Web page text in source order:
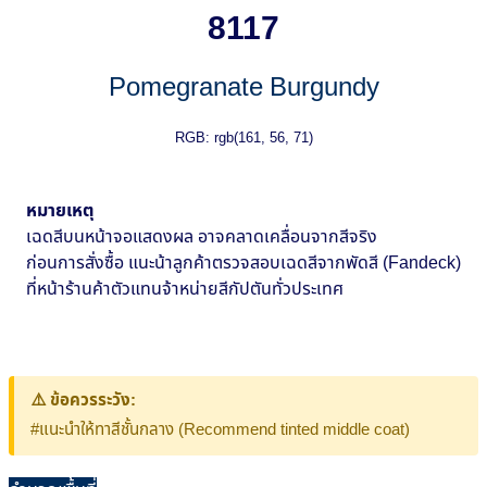
8117
Pomegranate Burgundy
RGB: rgb(161, 56, 71)
หมายเหตุ
เฉดสีบนหน้าจอแสดงผล อาจคลาดเคลื่อนจากสีจริง
ก่อนการสั่งซื้อ แนะน้าลูกค้าตรวจสอบเฉดสีจากพัดสี (Fandeck)
ที่หน้าร้านค้าตัวแทนจ้าหน่ายสีกัปตันทั่วประเทศ
⚠️ ข้อควรระวัง:
#แนะนำให้ทาสีชั้นกลาง (Recommend tinted middle coat)